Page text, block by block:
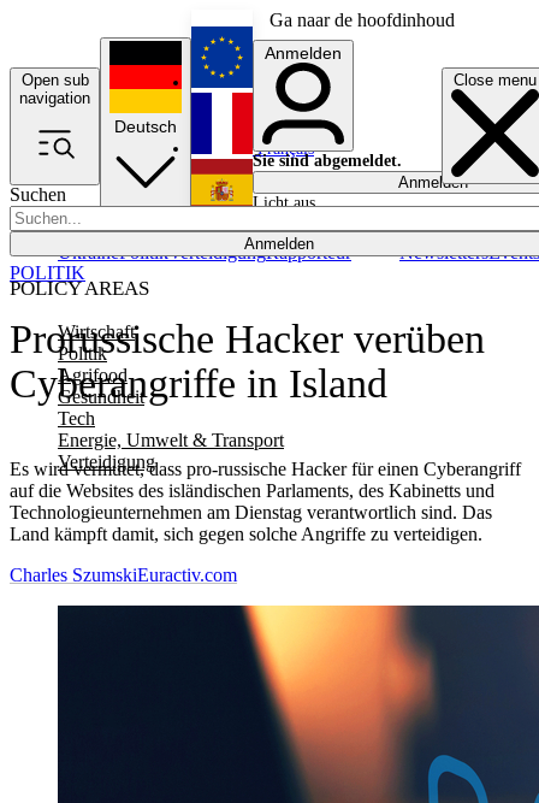
Ga naar de hoofdinhoud
Open sub
navigation
Close menu
Suchen
Anmelden
POLICY AREAS
Wirtschaft
Politik
Agrifood
Gesundheit
Tech
Energie, Umwelt & Transport
Verteidigung
UkrainePolitikVerteidigungRapporteur NewslettersEvents
Deutsch
English
Français
Anmelden
Sie sind abgemeldet.
Anmelden
Licht aus
Prorussische Hacker verüben
Cyberangriffe in Island
Es wird vermutet, dass pro-russische Hacker für einen Cyberangriff
auf die Websites des isländischen Parlaments, des Kabinetts und
Technologieunternehmen am Dienstag verantwortlich sind. Das
Land kämpft damit, sich gegen solche Angriffe zu verteidigen.
POLITIK
Charles SzumskiEuractiv.com